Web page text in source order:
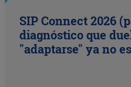
SIP Connect 2026
diagnóstico que
"adaptarse" ya no